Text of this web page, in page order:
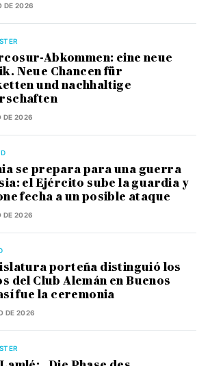
DE 2026
Abkommen: eine neue
Neue Chancen für
und nachhaltige
DE 2026
se prepara para una guerra
el Ejército sube la guardia y
fecha a un posible ataque
DE 2026
porteña distinguió los
del Club Alemán en Buenos
fue la ceremonia
DE 2026